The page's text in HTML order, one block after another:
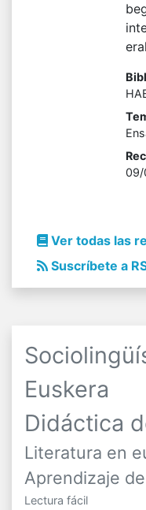
09/
Ver todas las
Suscríbete a
Euskera
Didáctica
Literatura en
Aprendizaje
Lectura fácil